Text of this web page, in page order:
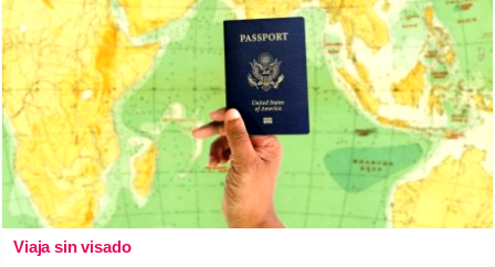
Viaja sin visado